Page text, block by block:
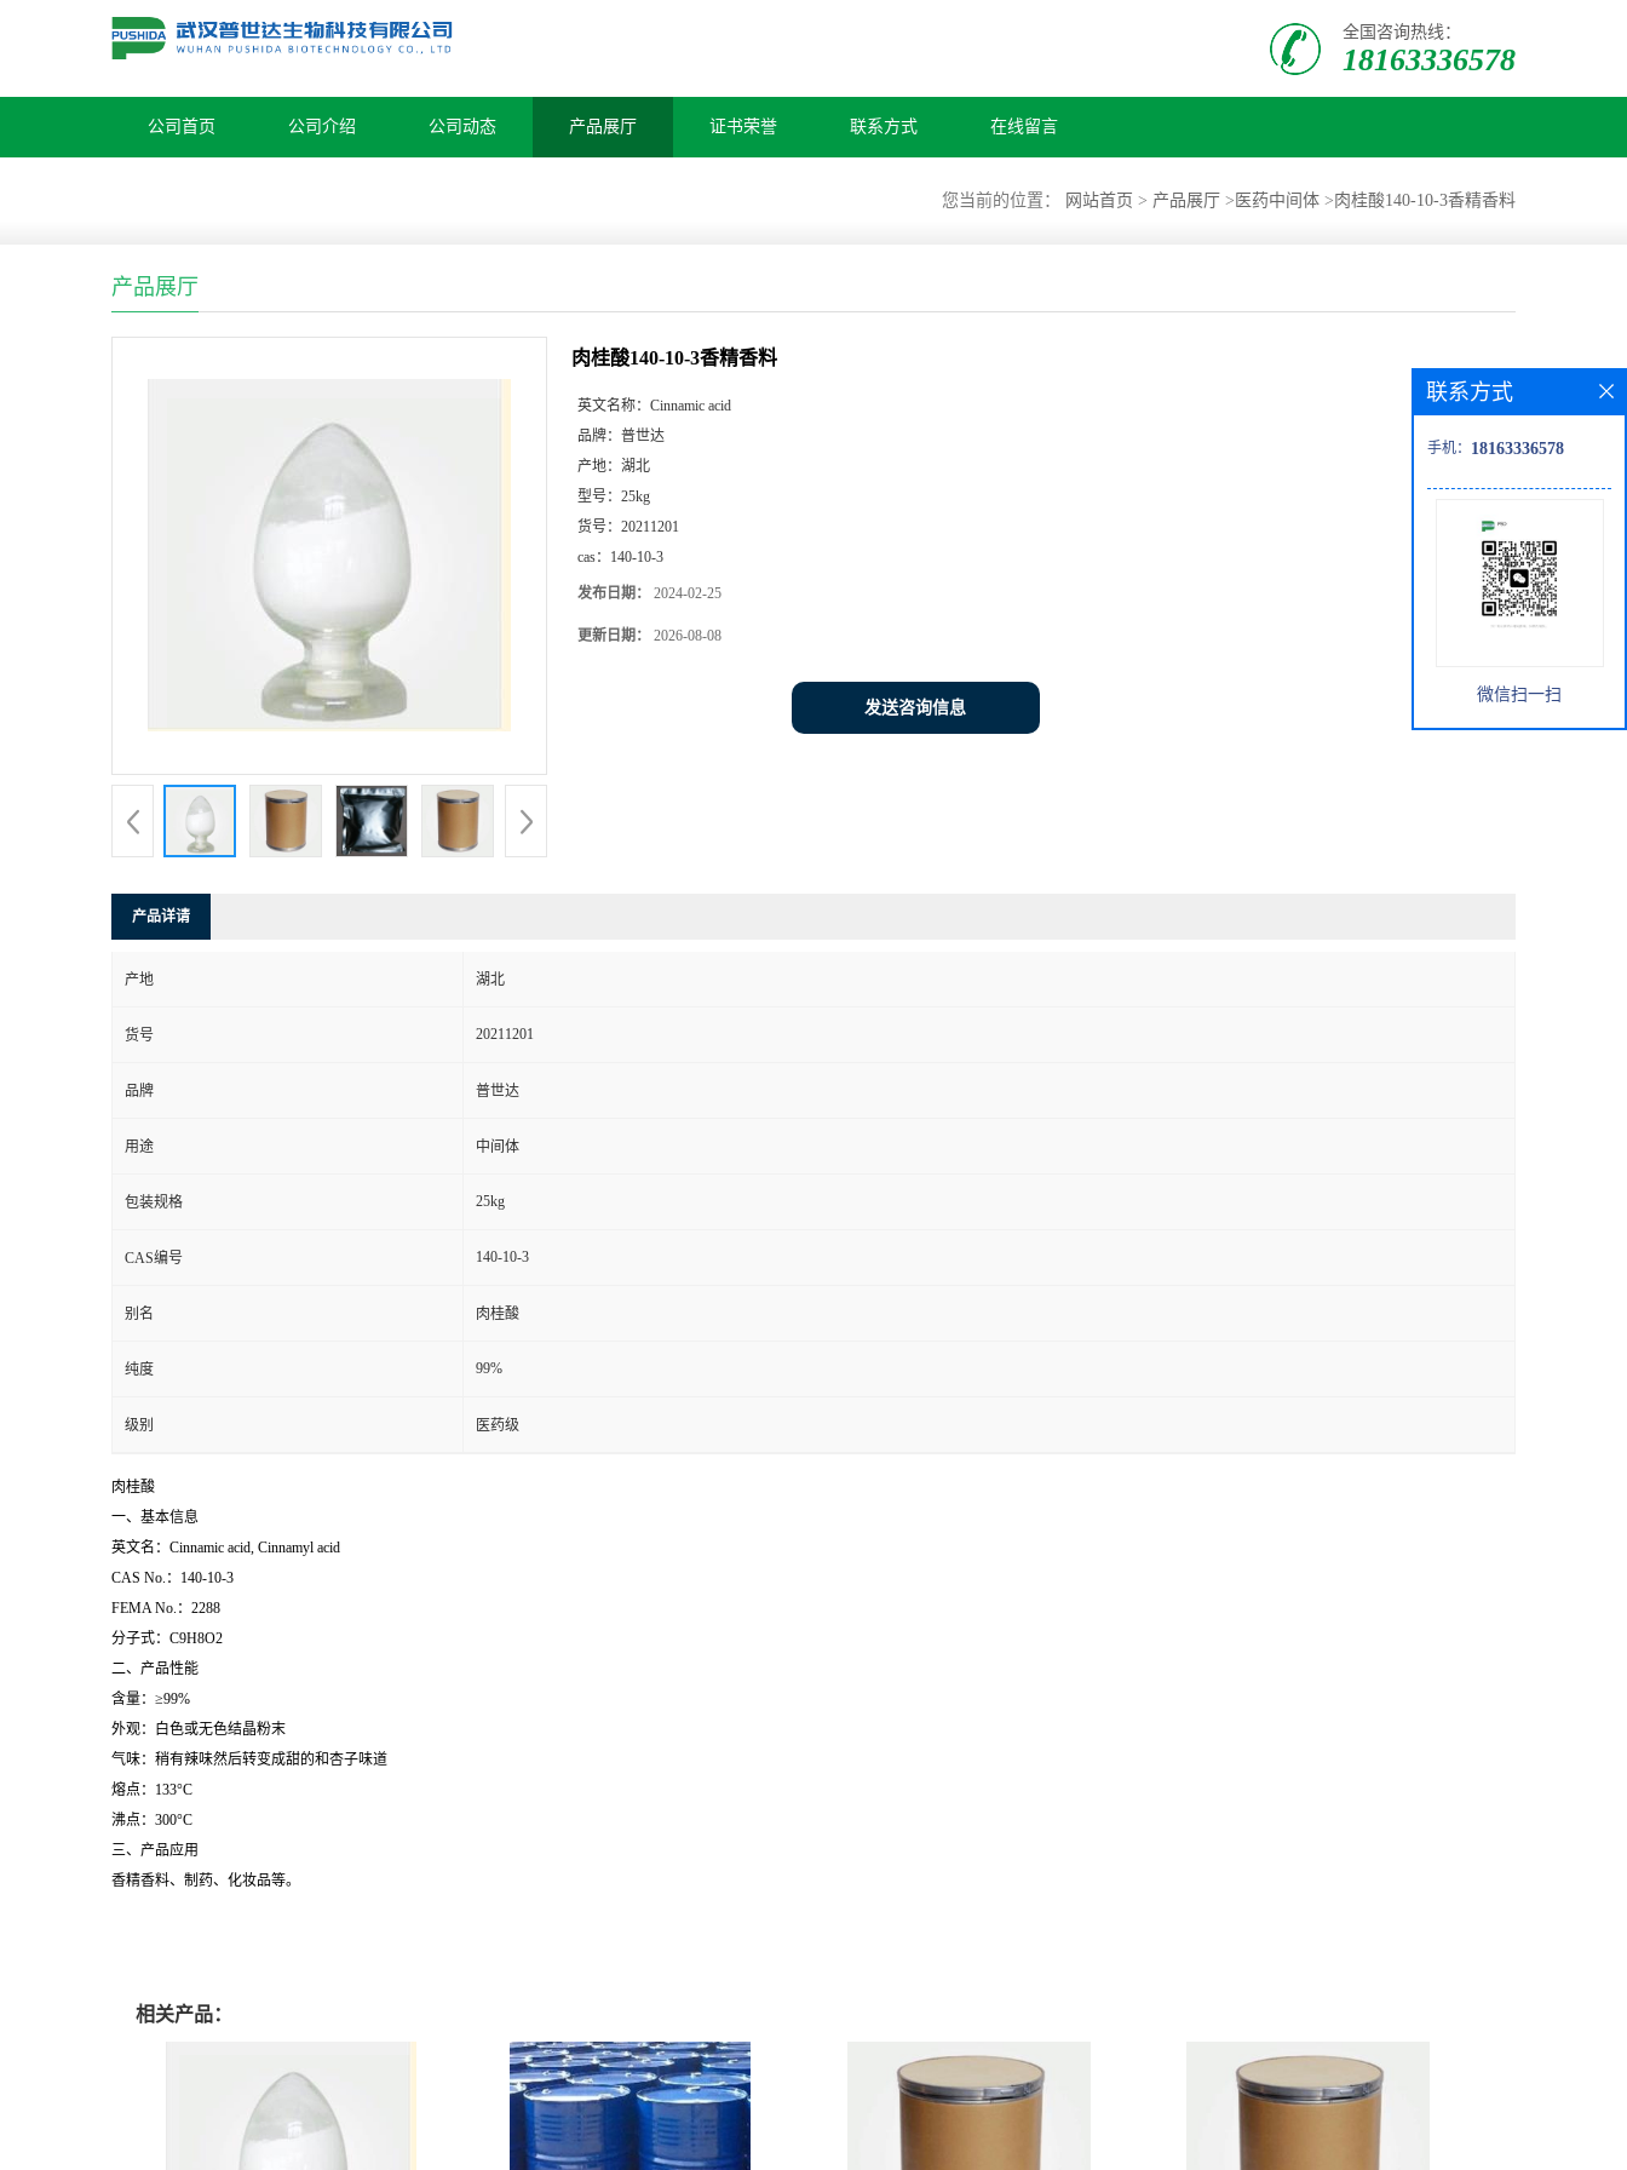
全国咨询热线：
18163336578
公司首页 公司介绍 公司动态 产品展厅 证书荣誉 联系方式 在线留言
您当前的位置： 网站首页 > 产品展厅 > 医药中间体 > 肉桂酸140-10-3香精香料
产品展厅
肉桂酸140-10-3香精香料
英文名称： Cinnamic acid
品牌： 普世达
产地： 湖北
型号： 25kg
货号： 20211201
cas： 140-10-3
发布日期： 2024-02-25
更新日期： 2026-08-08
发送咨询信息
产品详请
产地 湖北
货号 20211201
品牌 普世达
用途 中间体
包装规格 25kg
CAS编号 140-10-3
别名 肉桂酸
纯度 99%
级别 医药级
肉桂酸
一、基本信息
英文名：Cinnamic acid, Cinnamyl acid
CAS No.：140-10-3
FEMA No.：2288
分子式：C9H8O2
二、产品性能
含量：≥99%
外观：白色或无色结晶粉末
气味：稍有辣味然后转变成甜的和杏子味道
熔点：133°C
沸点：300°C
三、产品应用
香精香料、制药、化妆品等。
相关产品：
联系方式
手机： 18163336578
微信扫一扫